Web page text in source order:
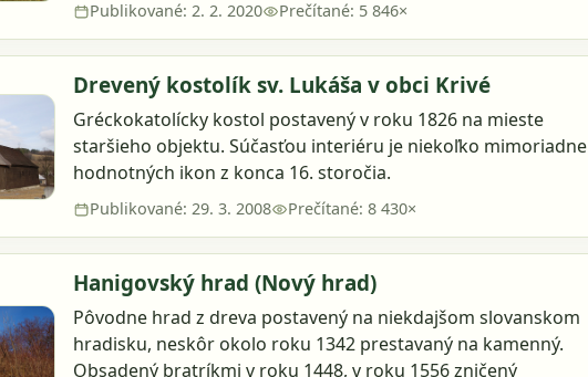
Publikované: 2. 2. 2020 Prečítané: 5 846×
Drevený kostolík sv. Lukáša v obci Krivé
Gréckokatolícky kostol postavený v roku 1826 na mieste
staršieho objektu. Súčasťou interiéru je niekoľko mimoriadne
hodnotných ikon z konca 16. storočia.
Publikované: 29. 3. 2008 Prečítané: 8 430×
Hanigovský hrad (Nový hrad)
Pôvodne hrad z dreva postavený na niekdajšom slovanskom
hradisku, neskôr okolo roku 1342 prestavaný na kamenný.
Obsadený bratríkmi v roku 1448, v roku 1556 zničený